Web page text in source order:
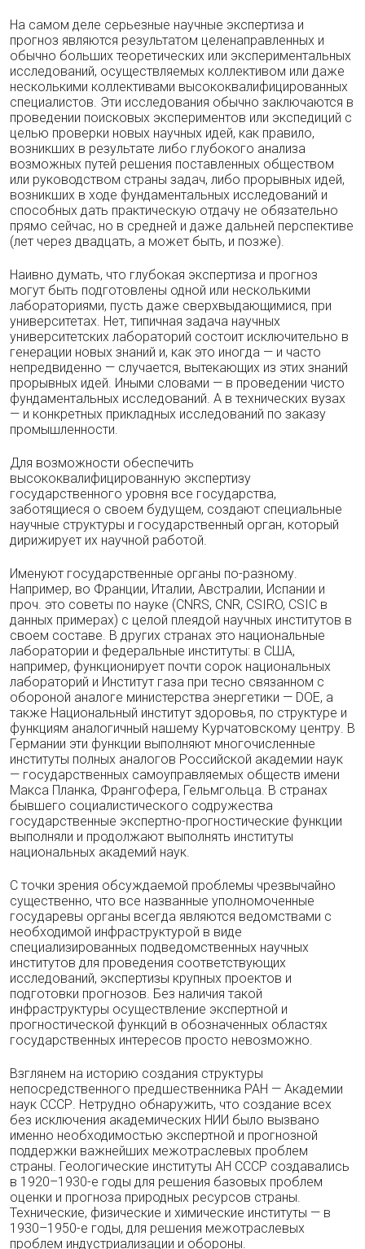
На самом деле серьезные научные экспертиза и
прогноз являются результатом целенаправленных и
обычно больших теоретических или экспериментальных
исследований, осуществляемых коллективом или даже
несколькими коллективами высококвалифицированных
специалистов. Эти исследования обычно заключаются в
проведении поисковых экспериментов или экспедиций с
целью проверки новых научных идей, как правило,
возникших в результате либо глубокого анализа
возможных путей решения поставленных обществом
или руководством страны задач, либо прорывных идей,
возникших в ходе фундаментальных исследований и
способных дать практическую отдачу не обязательно
прямо сейчас, но в средней и даже дальней перспективе
(лет через двадцать, а может быть, и позже).
Наивно думать, что глубокая экспертиза и прогноз
могут быть подготовлены одной или несколькими
лабораториями, пусть даже сверхвыдающимися, при
университетах. Нет, типичная задача научных
университетских лабораторий состоит исключительно в
генерации новых знаний и, как это иногда — и часто
непредвиденно — случается, вытекающих из этих знаний
прорывных идей. Иными словами — в проведении чисто
фундаментальных исследований. А в технических вузах
— и конкретных прикладных исследований по заказу
промышленности.
Для возможности обеспечить
высококвалифицированную экспертизу
государственного уровня все государства,
заботящиеся о своем будущем, создают специальные
научные структуры и государственный орган, который
дирижирует их научной работой.
Именуют государственные органы по-разному.
Например, во Франции, Италии, Австралии, Испании и
проч. это советы по науке (CNRS, CNR, CSIRO, CSIС в
данных примерах) с целой плеядой научных институтов в
своем составе. В других странах это национальные
лаборатории и федеральные институты: в США,
например, функционирует почти сорок национальных
лабораторий и Институт газа при тесно связанном с
обороной аналоге министерства энергетики — DOE, а
также Национальный институт здоровья, по структуре и
функциям аналогичный нашему Курчатовскому центру. В
Германии эти функции выполняют многочисленные
институты полных аналогов Российской академии наук
— государственных самоуправляемых обществ имени
Макса Планка, Франгофера, Гельмгольца. В странах
бывшего социалистического содружества
государственные экспертно-прогностические функции
выполняли и продолжают выполнять институты
национальных академий наук.
С точки зрения обсуждаемой проблемы чрезвычайно
существенно, что все названные уполномоченные
государевы органы всегда являются ведомствами с
необходимой инфраструктурой в виде
специализированных подведомственных научных
институтов для проведения соответствующих
исследований, экспертизы крупных проектов и
подготовки прогнозов. Без наличия такой
инфраструктуры осуществление экспертной и
прогностической функций в обозначенных областях
государственных интересов просто невозможно.
Взглянем на историю создания структуры
непосредственного предшественника РАН — Академии
наук СССР. Нетрудно обнаружить, что создание всех
без исключения академических НИИ было вызвано
именно необходимостью экспертной и прогнозной
поддержки важнейших межотраслевых проблем
страны. Геологические институты АН СССР создавались
в 1920–1930-е годы для решения базовых проблем
оценки и прогноза природных ресурсов страны.
Технические, физические и химические институты — в
1930–1950-е годы, для решения межотраслевых
проблем индустриализации и обороны.